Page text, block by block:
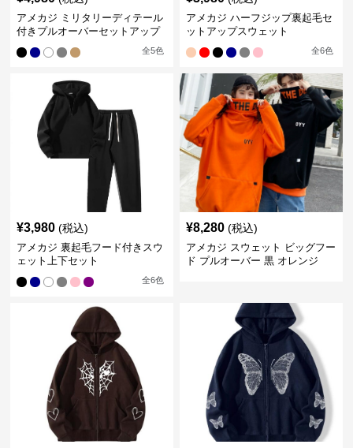
アメカジ ミリタリーディテール
付きプルオーバーセットアップ
全5色
アメカジ ハーフジップ裏起毛セ
ットアップスウェット
全6色
¥3,980 (税込)
アメカジ 裏起毛フード付きスウ
ェット上下セット
全6色
¥8,280 (税込)
アメカジ スウェット ビッグフー
ド プルオーバー 黒 オレンジ